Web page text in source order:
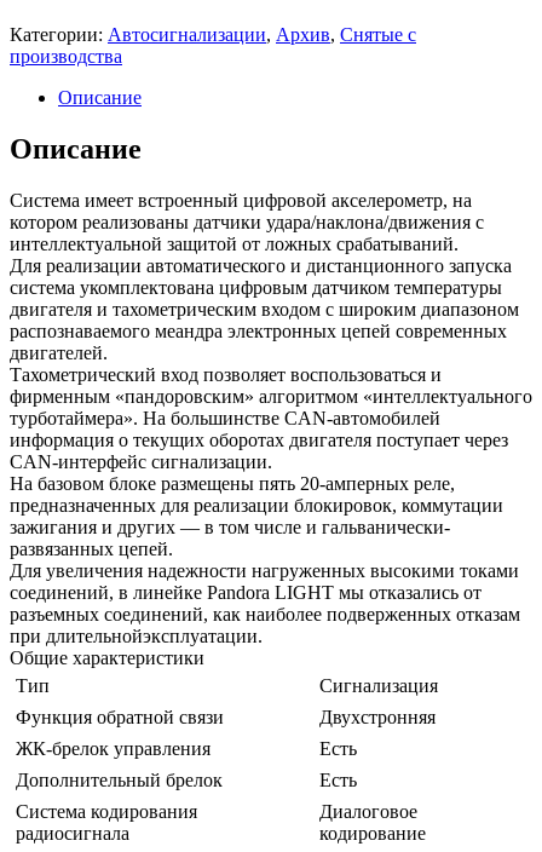
Категории: Автосигнализации, Архив, Снятые с
производства
Описание
Описание
Система имеет встроенный цифровой акселерометр, на
котором реализованы датчики удара/наклона/движения с
интеллектуальной защитой от ложных срабатываний.
Для реализации автоматического и дистанционного запуска
система укомплектована цифровым датчиком температуры
двигателя и тахометрическим входом с широким диапазоном
распознаваемого меандра электронных цепей современных
двигателей.
Тахометрический вход позволяет воспользоваться и
фирменным «пандоровским» алгоритмом «интеллектуального
турботаймера». На большинстве CAN-автомобилей
информация о текущих оборотах двигателя поступает через
CAN-интерфейс сигнализации.
На базовом блоке размещены пять 20-амперных реле,
предназначенных для реализации блокировок, коммутации
зажигания и других — в том числе и гальванически-
развязанных цепей.
Для увеличения надежности нагруженных высокими токами
соединений, в линейке Pandora LIGHT мы отказались от
разъемных соединений, как наиболее подверженных отказам
при длительнойэксплуатации.
Общие характеристики
Тип
Сигнализация
Функция обратной связи
Двухстронняя
ЖК-брелок управления
Есть
Дополнительный брелок
Есть
Система кодирования
радиосигнала
Диалоговое
кодирование